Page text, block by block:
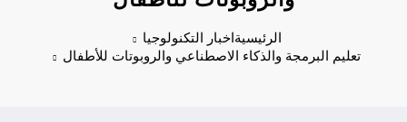
الرئيسية اخبار التكنولوجيا
تعليم البرمجة والذكاء الاصطناعي والروبوتات للأطفال